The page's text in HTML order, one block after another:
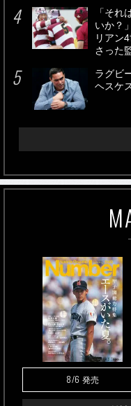
「それ
いか？
リアン
さった
ラグビ
ヘスケ
8/6 発売